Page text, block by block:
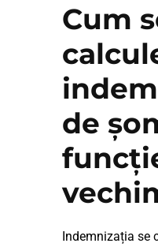
Cum
de
Indemnizația se